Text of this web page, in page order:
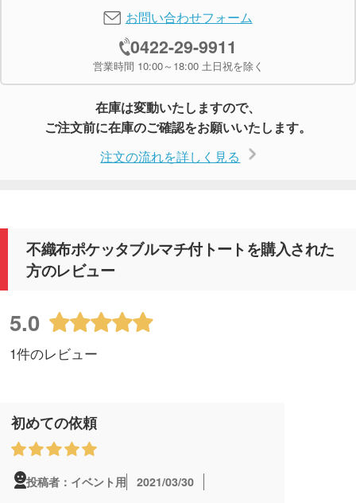
お問い合わせフォーム
0422-29-9911
営業時間 10:00～18:00 土日祝を除く
在庫は変動いたしますので、
ご注文前に在庫のご確認をお願いいたします。
注文の流れを詳しく見る
不織布ポケッタブルマチ付トートを購入された
方のレビュー
5.0
1件のレビュー
初めての依頼
投稿者：イベント用
2021/03/30